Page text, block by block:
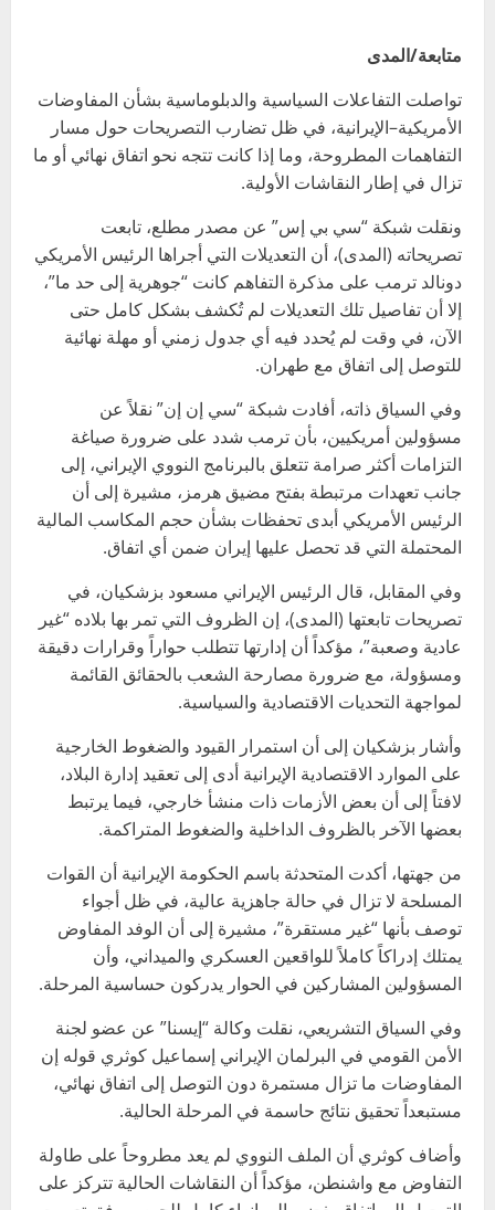
متابعة/المدى
تواصلت التفاعلات السياسية والدبلوماسية بشأن المفاوضات
الأمريكية–الإيرانية، في ظل تضارب التصريحات حول مسار
التفاهمات المطروحة، وما إذا كانت تتجه نحو اتفاق نهائي أو ما
تزال في إطار النقاشات الأولية.
ونقلت شبكة “سي بي إس” عن مصدر مطلع، تابعت
تصريحاته (المدى)، أن التعديلات التي أجراها الرئيس الأمريكي
دونالد ترمب على مذكرة التفاهم كانت “جوهرية إلى حد ما”،
إلا أن تفاصيل تلك التعديلات لم تُكشف بشكل كامل حتى
الآن، في وقت لم يُحدد فيه أي جدول زمني أو مهلة نهائية
للتوصل إلى اتفاق مع طهران.
وفي السياق ذاته، أفادت شبكة “سي إن إن” نقلاً عن
مسؤولين أمريكيين، بأن ترمب شدد على ضرورة صياغة
التزامات أكثر صرامة تتعلق بالبرنامج النووي الإيراني، إلى
جانب تعهدات مرتبطة بفتح مضيق هرمز، مشيرة إلى أن
الرئيس الأمريكي أبدى تحفظات بشأن حجم المكاسب المالية
المحتملة التي قد تحصل عليها إيران ضمن أي اتفاق.
وفي المقابل، قال الرئيس الإيراني مسعود بزشكيان، في
تصريحات تابعتها (المدى)، إن الظروف التي تمر بها بلاده “غير
عادية وصعبة”، مؤكداً أن إدارتها تتطلب حواراً وقرارات دقيقة
ومسؤولة، مع ضرورة مصارحة الشعب بالحقائق القائمة
لمواجهة التحديات الاقتصادية والسياسية.
وأشار بزشكيان إلى أن استمرار القيود والضغوط الخارجية
على الموارد الاقتصادية الإيرانية أدى إلى تعقيد إدارة البلاد،
لافتاً إلى أن بعض الأزمات ذات منشأ خارجي، فيما يرتبط
بعضها الآخر بالظروف الداخلية والضغوط المتراكمة.
من جهتها، أكدت المتحدثة باسم الحكومة الإيرانية أن القوات
المسلحة لا تزال في حالة جاهزية عالية، في ظل أجواء
توصف بأنها “غير مستقرة”، مشيرة إلى أن الوفد المفاوض
يمتلك إدراكاً كاملاً للواقعين العسكري والميداني، وأن
المسؤولين المشاركين في الحوار يدركون حساسية المرحلة.
وفي السياق التشريعي، نقلت وكالة “إيسنا” عن عضو لجنة
الأمن القومي في البرلمان الإيراني إسماعيل كوثري قوله إن
المفاوضات ما تزال مستمرة دون التوصل إلى اتفاق نهائي،
مستبعداً تحقيق نتائج حاسمة في المرحلة الحالية.
وأضاف كوثري أن الملف النووي لم يعد مطروحاً على طاولة
التفاوض مع واشنطن، مؤكداً أن النقاشات الحالية تتركز على